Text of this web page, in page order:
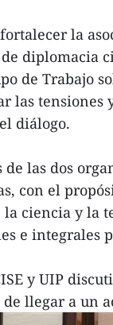
la
diplomacia
de Trabajo
las tensiones
diálogo.
de las dos
con el
ciencia y la
e integrales
y UIP
llegar a un